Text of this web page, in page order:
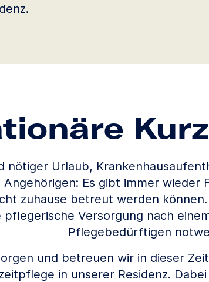
nötiger Urlaub,
Es gibt immer wieder
zuhause betreut werden
pflegerische Versorgung nach
Pflegebedürftigen
und betreuen wir in dieser
in unserer Residenz.